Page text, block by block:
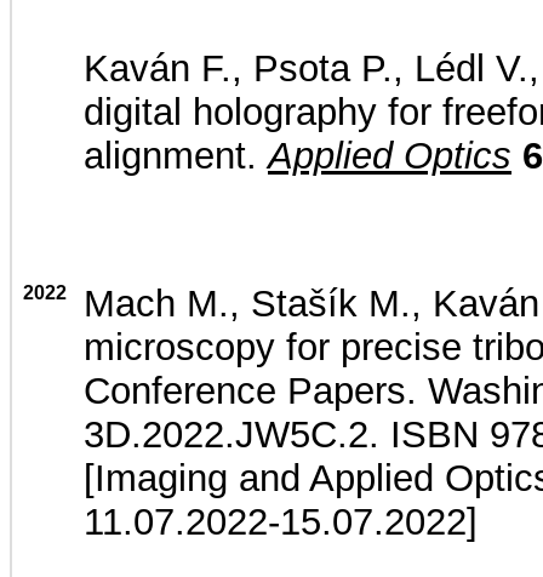
Kaván F., Psota P., Lédl
digital holography for
alignment.Applied Optics
2022
Mach M., Stašík M.,
microscopy for precise
Conference Papers.
3D.2022.JW5C.2. ISBN
[Imaging and Applied
11.07.2022-15.07.2022]